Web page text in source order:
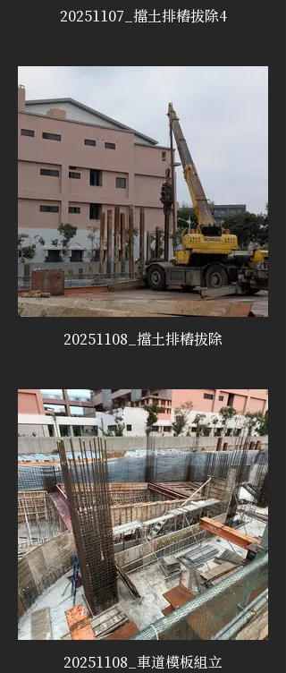
20251107_擋土排樁拔除4
20251108_擋土排樁拔除
20251108_車道模板組立